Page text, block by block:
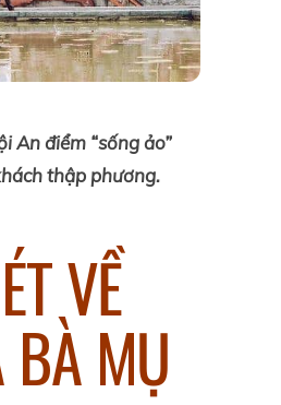
An điểm “sống ảo”
thập phương.
VỀ
MỤ